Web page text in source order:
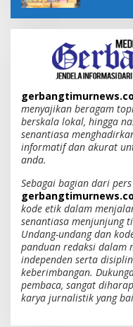
menyajikan beragam
berskala lokal, hingga
senantiasa
informatif dan akurat
anda.
Sebagai bagian dari
kode etik dalam
senantiasa menjunjung
Undang-undang dan
panduan redaksi dalam
independen serta
keberimbangan.
pembaca, sangat
karya jurnalistik yang